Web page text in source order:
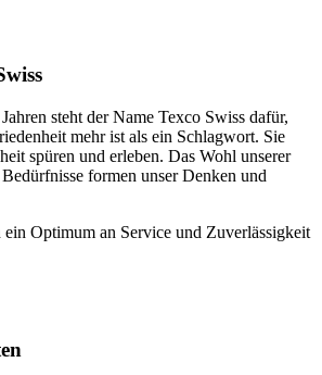
steht der Name Texco Swiss dafür,
mehr ist als ein Schlagwort. Sie
spüren und erleben. Das Wohl unserer
formen unser Denken und
ein Optimum an Service und Zuverlässigkeit